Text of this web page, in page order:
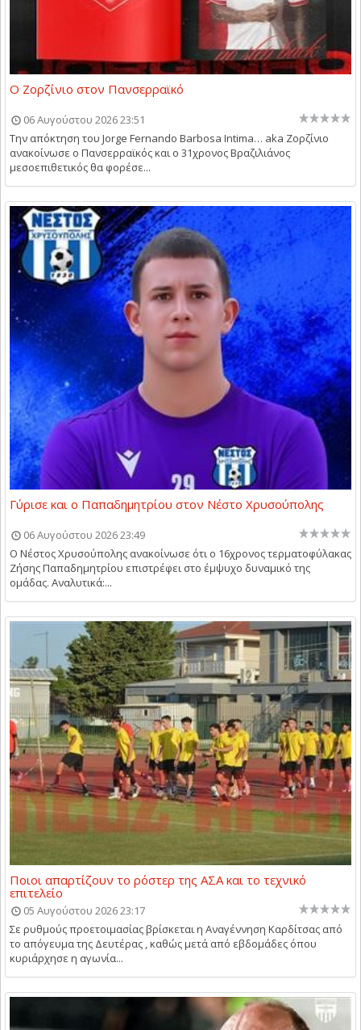
Ο Ζορζίνιο στον Πανσερραϊκό
06 Αυγούστου 2026 23:51
Την απόκτηση του Jorge Fernando Barbosa Intima… aka Ζορζίνιο
ανακοίνωσε ο Πανσερραϊκός και ο 31χρονος Βραζιλιάνος
μεσοεπιθετικός θα φορέσε...
Γύρισε και ο Παπαδημητρίου στον Νέστο Χρυσούπολης
06 Αυγούστου 2026 23:49
Ο Νέστος Χρυσούπολης ανακοίνωσε ότι ο 16χρονος τερματοφύλακας
Ζήσης Παπαδημητρίου επιστρέφει στο έμψυχο δυναμικό της
ομάδας. Αναλυτικά:...
Ποιοι απαρτίζουν το ρόστερ της ΑΣΑ και το τεχνικό
επιτελείο
05 Αυγούστου 2026 23:17
Σε ρυθμούς προετοιμασίας βρίσκεται η Αναγέννηση Καρδίτσας από
το απόγευμα της Δευτέρας , καθώς μετά από εβδομάδες όπου
κυριάρχησε η αγωνία...